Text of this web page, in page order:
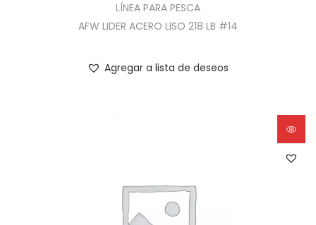
LÍNEA PARA PESCA
AFW LIDER ACERO LISO 218 LB #14
Agregar a lista de deseos